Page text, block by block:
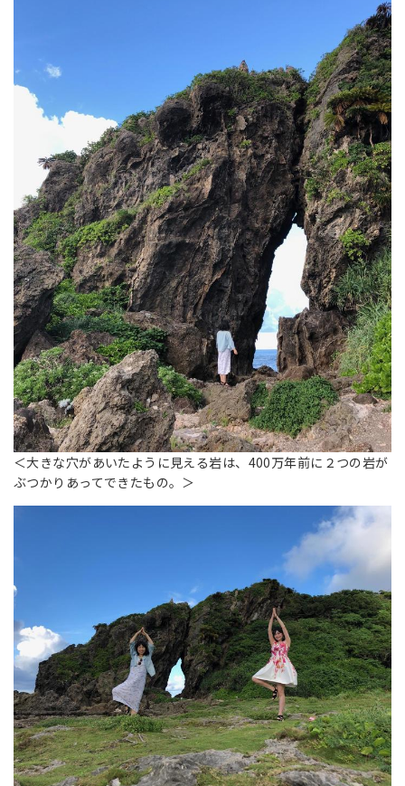
＜大きな穴があいたように見える岩は、400万年前に２つの岩が
ぶつかりあってできたもの。＞